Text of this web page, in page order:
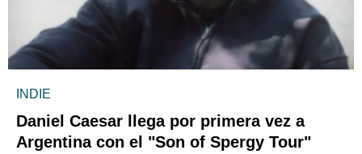
INDIE
Daniel Caesar llega por primera vez a
Argentina con el "Son of Spergy Tour"